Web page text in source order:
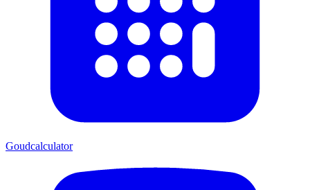
Goudcalculator